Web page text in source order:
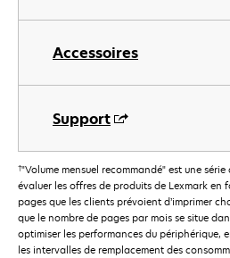
Accessoires
Support
†"Volume mensuel recommandé" est une
évaluer les offres de produits de Lexmark en
pages que les clients prévoient d’imprimer
que le nombre de pages par mois se situe
optimiser les performances du périphérique,
les intervalles de remplacement des